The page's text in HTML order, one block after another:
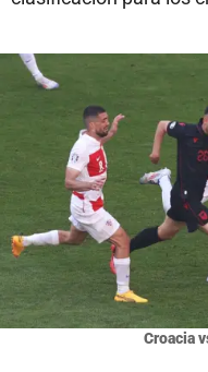
Croacia